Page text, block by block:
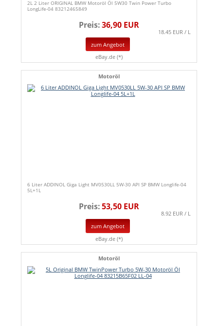
2L 2 Liter ORIGINAL BMW Motoröl Öl 5W30 Twin Power Turbo
LongLife-04 83212465849
Preis:36,90 EUR
18.45 EUR / L
zum Angebot
eBay.de (*)
Motoröl
6 Liter ADDINOL Giga Light MV0530LL 5W-30 API SP BMW Longlife-04
5L+1L
Preis:53,50 EUR
8.92 EUR / L
zum Angebot
eBay.de (*)
Motoröl